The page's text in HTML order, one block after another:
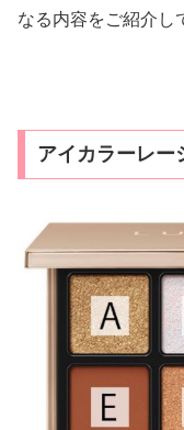
なる内容をご紹介し
アイカラーレー